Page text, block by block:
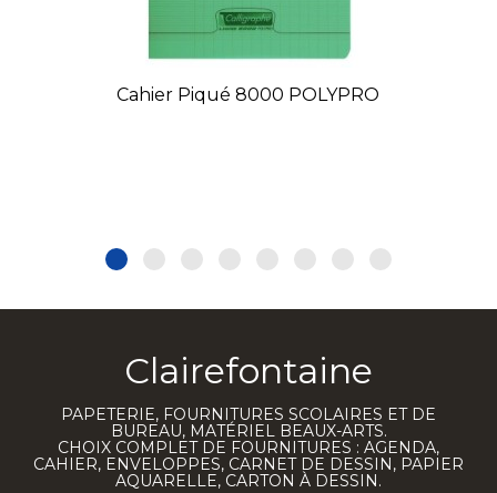
Cahier Piqué 8000 POLYPRO
Clairefontaine
PAPETERIE, FOURNITURES SCOLAIRES ET DE
BUREAU, MATÉRIEL BEAUX-ARTS.
CHOIX COMPLET DE FOURNITURES : AGENDA,
CAHIER, ENVELOPPES, CARNET DE DESSIN, PAPIER
AQUARELLE, CARTON À DESSIN.